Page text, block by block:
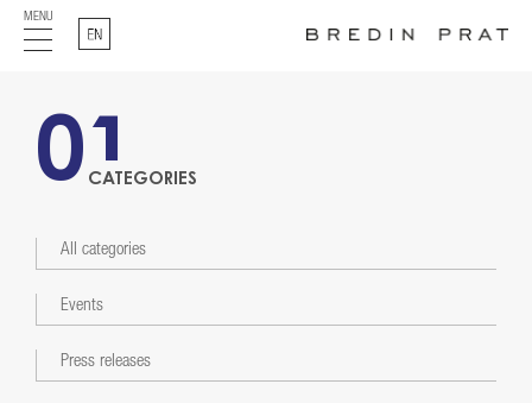
MENU English
CATEGORIES
01
All categories
Events
Press releases